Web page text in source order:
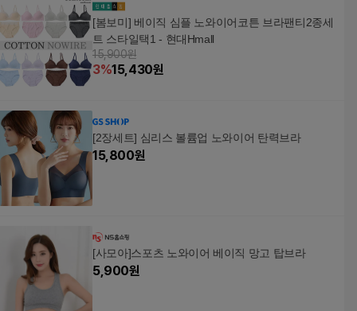
[봄보미] 베이직 심플 노와이어코튼 브라팬티2종세
트 스타일택1 - 현대Hmall
15,900원
3%15,430원
[2장세트] 심리스 볼륨업 노와이어 탄력브라
15,800원
[사모아]스포츠 노와이어 베이직 망고 탑브라
5,900원